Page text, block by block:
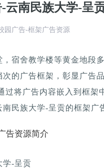
云南民族大学-呈
园广告-框架广告资源
宿舍教学楼等黄金地段
次的广告框架，彰显广告
过将广告内容嵌入到框架
民族大学-呈贡的框架广
告资源简介
学-呈贡